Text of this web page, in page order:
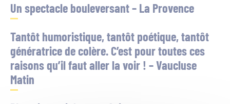
Un spectacle bouleversant – La Provence
Tantôt humoristique, tantôt poétique, tantôt
génératrice de colère. C’est pour toutes ces
raisons qu’il faut aller la voir ! – Vaucluse
Matin